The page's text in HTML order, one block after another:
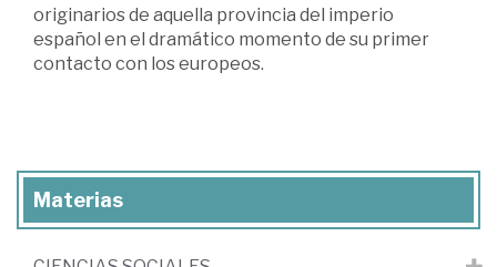
originarios de aquella provincia del imperio
español en el dramático momento de su primer
contacto con los europeos.
Materias